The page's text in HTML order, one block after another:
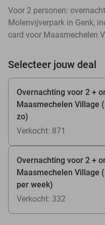
Voor 2 personen:
Molenvijverpark in Genk,
card voor Maasmechelen
Selecteer jouw deal
Overnachting voor 2 +
Maasmechelen Village
zo)
Verkocht: 871
Overnachting voor 2 +
Maasmechelen Village
per week)
Verkocht: 332